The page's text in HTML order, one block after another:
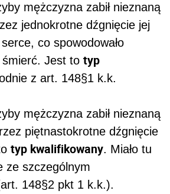
mężczyzna zabił nieznaną
jednokrotne dźgnięcie jej
co spowodowało
Jest to typ
z art. 148§1 k.k.
mężczyzna zabił nieznaną
piętnastokrotne dźgnięcie
typ kwalifikowany. Miało tu
ze szczególnym
148§2 pkt 1 k.k.).